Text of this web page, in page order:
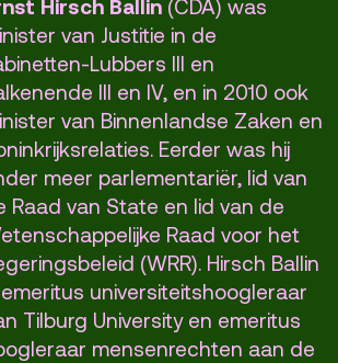
Hirsch Ballin (CDA) was
van Justitie in de
Lubbers III en
III en IV, en in 2010 ook
van Binnenlandse Zaken en
Eerder was hij
meer parlementariër, lid van
Raad van State en lid van de
Raad voor het
(WRR). Hirsch Ballin
universiteitshoogleraar
Tilburg University en emeritus
mensenrechten aan de